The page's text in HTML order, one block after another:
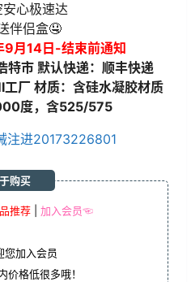
心极速达
伴侣盒🤤
月14日-结束前通知
特市 默认快递：顺丰快递
厂 材质：含硅水凝胶材质
度，含525/575
注进20173226801
推荐 加入会员☜
购买
您加入会员
价格低很多哦！